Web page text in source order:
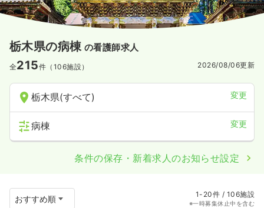
栃木県の病棟 の看護師求人
全215件（106施設） 2026/08/06更新
栃木県(すべて) 変更
病棟 変更
条件の保存・新着求人のお知らせ設定
1-20件 / 106施設
※一時募集休止中を含む